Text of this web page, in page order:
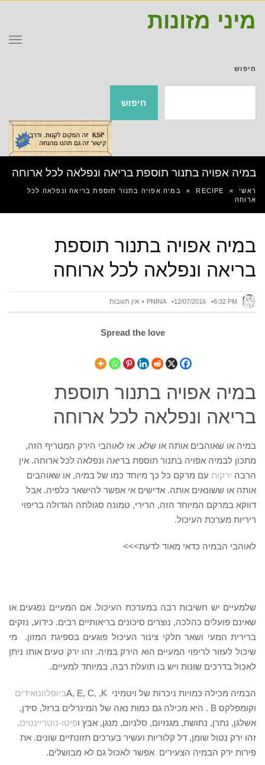
מיני מזונות
חיפוש
חיפוש
במיה אפויה בתנור תוספת בריאה ונפלאה לכל ארוחה
ראשי »
RECIPE
»
במיה אפויה בתנור תוספת בריאה ונפלאה לכל
ארוחה
במיה אפויה בתנור תוספת
בריאה ונפלאה לכל ארוחה
PNINA 12/07/2016 6:32 PM אין תגובות
Spread the love
במיה אפויה בתנור תוספת
בריאה ונפלאה לכל ארוחה
במיה או שאוהבים אותה או שלא. אז לאוהבי הירק המטריף הזה,
מתכון לבמיה אפויה בתנור תוספת בריאה ונפלאה לכל ארוחה. אין
הרבה ירקות עם מרקם כל כך מיוחד כמו של במיה, או שאוהבים
אותה או ששונאים אותה. אדישים אי אפשר להישאר כלפיה. אבל
דווקא במרקם המיוחד הזה, הרירי, טמונה סגולתה הגדולה בריפוי
ריריות מערכת העיכול.
לאוהבי הבמיה כדאי מאוד לדעת>>>
שלמעיים יש חשיבות רבה במערכת העיכול. אם המעיים נפגעים או
שאינם פועלים כהלכה, נוצרים סיכונים בריאותיים רבים. כידוע, נזקים
ברירית המעי ושאר חלקי צינור העיכול פוגעים בספיגת המזון. מי
שיכול לעזור לריפוי המעיים הוא הירק במיה. זהו ירק טעים אותו ניתן
לאכול בדרכים שונות ויש בו תועלת רבה, במיוחד למעיים.
הבמיה מכילה כמויות ניכרות של ויטמיני A, E, C, ,K
ביופלוונואידים
וקומפלקס B . היא מכילה גם כמות נאה של המינרלים ברזל, סידן,
אשלגן, נתרן, נחושת, מגנזיום, סלניום, מנגן, אבץ ופיטו-נוטריינטים.
זהו ירק נטול שומן, דל קלוריות ועשיר בערכים תזונתיים שונים. את
פירות ירק הבמיה הצעירים אפשר לאכול גם לא מבושלים.